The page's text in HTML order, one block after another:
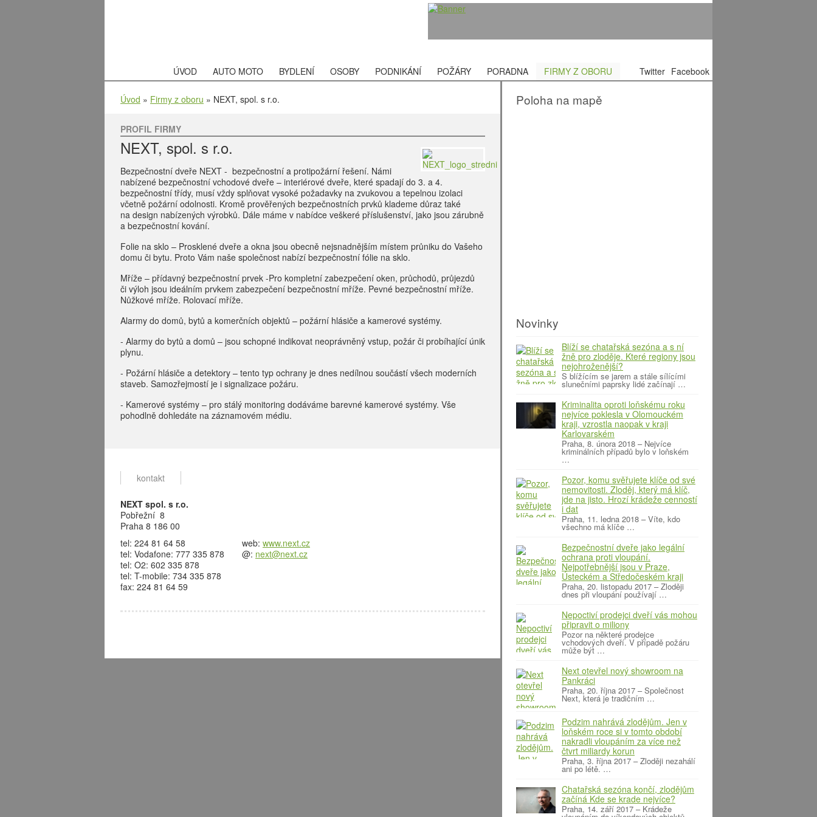
ÚVOD AUTO MOTO BYDLENÍ OSOBY PODNIKÁNÍ POŽÁRY PORADNA FIRMY Z OBORU Twitter Facebook
Úvod » Firmy z oboru » NEXT, spol. s r.o.
PROFIL FIRMY
NEXT, spol. s r.o.
Bezpečnostní dveře NEXT - bezpečnostní a protipožární řešení. Námi
nabízené bezpečnostní vchodové dveře – interiérové dveře, které spadají do 3. a 4.
bezpečnostní třídy, musí vždy splňovat vysoké požadavky na zvukovou a tepelnou izolaci
včetně požární odolnosti. Kromě prověřených bezpečnostních prvků klademe důraz také
na design nabízených výrobků. Dále máme v nabídce veškeré příslušenství, jako jsou zárubně
a bezpečnostní kování.
Folie na sklo – Prosklené dveře a okna jsou obecně nejsnadnějším místem průniku do Vašeho
domu či bytu. Proto Vám naše společnost nabízí bezpečnostní fólie na sklo.
Mříže – přídavný bezpečnostní prvek -Pro kompletní zabezpečení oken, průchodů, průjezdů
či výloh jsou ideálním prvkem zabezpečení bezpečnostní mříže. Pevné bezpečnostní mříže.
Nůžkové mříže. Rolovací mříže.
Alarmy do domů, bytů a komerčních objektů – požární hlásiče a kamerové systémy.
- Alarmy do bytů a domů – jsou schopné indikovat neoprávněný vstup, požár či probíhající únik
plynu.
- Požární hlásiče a detektory – tento typ ochrany je dnes nedílnou součástí všech moderních
staveb. Samozřejmostí je i signalizace požáru.
- Kamerové systémy – pro stálý monitoring dodáváme barevné kamerové systémy. Vše
pohodlně dohledáte na záznamovém médiu.
kontakt
NEXT spol. s r.o.
Pobřežní 8
Praha 8 186 00
tel: 224 81 64 58
tel: Vodafone: 777 335 878
tel: O2: 602 335 878
tel: T-mobile: 734 335 878
fax: 224 81 64 59
web: www.next.cz
@: next@next.cz
Poloha na mapě
Novinky
Blíží se chatařská sezóna a s ní
žně pro zloděje. Které regiony jsou
nejohroženější?
S blížícím se jarem a stále sílícími
slunečními paprsky lidé začínají …
Kriminalita oproti loňskému roku
nejvíce poklesla v Olomouckém
kraji, vzrostla naopak v kraji
Karlovarském
Praha, 8. února 2018 – Nejvíce
kriminálních případů bylo v loňském
…
Pozor, komu svěřujete klíče od své
nemovitosti. Zloděj, který má klíč,
jde na jisto. Hrozí krádeže cenností
i dat
Praha, 11. ledna 2018 – Víte, kdo
všechno má klíče …
Bezpečnostní dveře jako legální
ochrana proti vloupání.
Nejpotřebnější jsou v Praze,
Ústeckém a Středočeském kraji
Praha, 20. listopadu 2017 – Zloději
dnes při vloupání používají …
Nepoctiví prodejci dveří vás mohou
připravit o miliony
Pozor na některé prodejce
vchodových dveří. V případě požáru
může být …
Next otevřel nový showroom na
Pankráci
Praha, 20. října 2017 – Společnost
Next, která je tradičním …
Podzim nahrává zlodějům. Jen v
loňském roce si v tomto období
nakradli vloupáním za více než
čtvrt miliardy korun
Praha, 3. října 2017 – Zloději nezahálí
ani po létě. …
Chatařská sezóna končí, zlodějům
začíná Kde se krade nejvíce?
Praha, 14. září 2017 – Krádeže